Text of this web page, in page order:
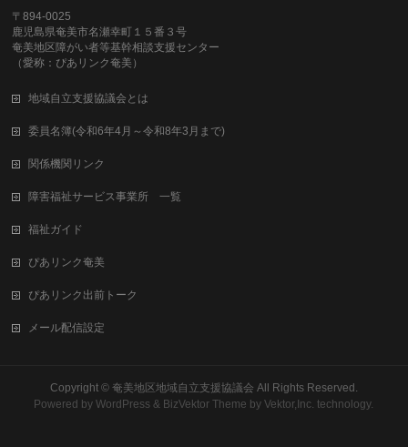
〒894-0025
鹿児島県奄美市名瀬幸町１５番３号
奄美地区障がい者等基幹相談支援センター
（愛称：ぴあリンク奄美）
地域自立支援協議会とは
委員名簿(令和6年4月～令和8年3月まで)
関係機関リンク
障害福祉サービス事業所 一覧
福祉ガイド
ぴあリンク奄美
ぴあリンク出前トーク
メール配信設定
Copyright © 奄美地区地域自立支援協議会 All Rights Reserved.
Powered byWordPress & BizVektor Theme byVektor,Inc. technology.